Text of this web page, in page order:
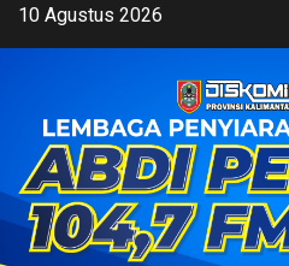
Skip10 Agustus 2026